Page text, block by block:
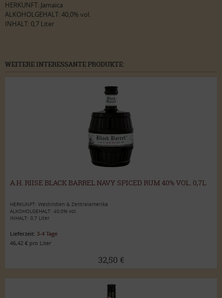
HERKUNFT: Jamaica
ALKOHOLGEHALT: 40,0% vol.
INHALT: 0,7 Liter
WEITERE INTERESSANTE PRODUKTE:
A.H. RIISE BLACK BARREL NAVY SPICED RUM 40% VOL. 0,7L
HERKUNFT: Westindien & Zentralamerika
ALKOHOLGEHALT: 40,0% vol.
INHALT: 0,7 Liter
Lieferzeit: 3-4 Tage
46,42 € pro Liter
32,50 €